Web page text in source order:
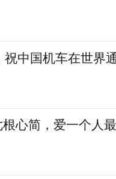
中国机车在世界
心简，爱一个人